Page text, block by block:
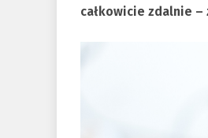
całkowicie zdalnie